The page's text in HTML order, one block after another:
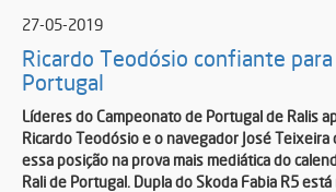
27-05-2019
Ricardo Teodósio confiante
Portugal
Líderes do Campeonato de Portugal de Ralis
Ricardo Teodósio e o navegador José
essa posição na prova mais mediática do
Rali de Portugal. Dupla do Skoda Fabia R5